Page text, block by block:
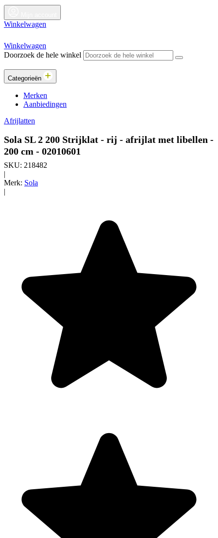
Winkelwagen
Winkelwagen
Doorzoek de hele winkel
Categorieën
Merken
Aanbiedingen
Afrijlatten
Sola SL 2 200 Strijklat - rij - afrijlat met libellen -
200 cm - 02010601
SKU: 218482
|
Merk: Sola
|